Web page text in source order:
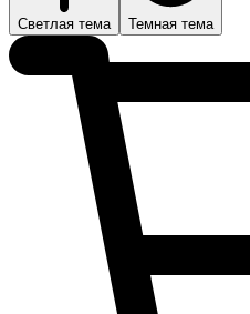
Светлая тема Темная тема